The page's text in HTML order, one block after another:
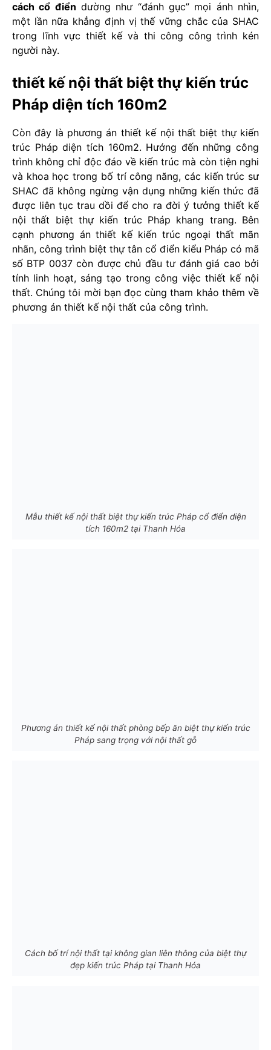
cách cổ điển dường như “đánh gục” mọi ánh nhìn,
một lần nữa khẳng định vị thế vững chắc của SHAC
trong lĩnh vực thiết kế và thi công công trình kén
người này.
thiết kế nội thất biệt thự kiến trúc
Pháp diện tích 160m2
Còn đây là phương án thiết kế nội thất biệt thự kiến
trúc Pháp diện tích 160m2. Hướng đến những công
trình không chỉ độc đáo về kiến trúc mà còn tiện nghi
và khoa học trong bố trí công năng, các kiến trúc sư
SHAC đã không ngừng vận dụng những kiến thức đã
được liên tục trau dồi để cho ra đời ý tưởng thiết kế
nội thất biệt thự kiến trúc Pháp khang trang. Bên
cạnh phương án thiết kế kiến trúc ngoại thất mãn
nhãn, công trình biệt thự tân cổ điển kiểu Pháp có mã
số BTP 0037 còn được chủ đầu tư đánh giá cao bởi
tính linh hoạt, sáng tạo trong công việc thiết kế nội
thất. Chúng tôi mời bạn đọc cùng tham khảo thêm về
phương án thiết kế nội thất của công trình.
Mẫu thiết kế nội thất biệt thự kiến trúc Pháp cổ điển diện
tích 160m2 tại Thanh Hóa
Phương án thiết kế nội thất phòng bếp ăn biệt thự kiến trúc
Pháp sang trọng với nội thất gỗ
Cách bố trí nội thất tại không gian liên thông của biệt thự
đẹp kiến trúc Pháp tại Thanh Hóa